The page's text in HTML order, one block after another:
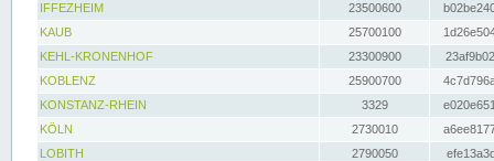
IFFEZHEIM
23500600
KAUB
25700100
KEHL-KRONENHOF
23300900
KOBLENZ
25900700
KONSTANZ-RHEIN
3329
KÖLN
2730010
LOBITH
2790050